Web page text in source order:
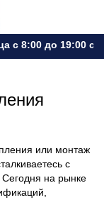
8:00 до 19:00
или монтаж
с
на рынке